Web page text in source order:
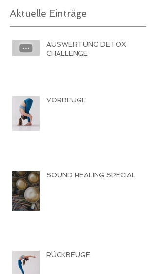
Aktuelle Einträge
AUSWERTUNG DETOX
CHALLENGE
VORBEUGE
SOUND HEALING SPECIAL
RÜCKBEUGE